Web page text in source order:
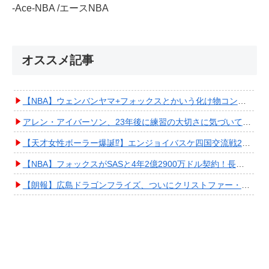
-Ace-NBA /エースNBA
オススメ記事
【NBA】ウェンバンヤマ+フォックスとかいう化け物コンビが爆誕してしまうwwwwwwwwww
アレン・アイバーソン、23年後に練習の大切さに気づいてしまうwwwwwwwwwwww
【天才女性ボーラー爆誕⁉︎】エンジョイバスケ四国交流戦2025 in 香川③ #エアボーズ #427
【NBA】フォックスがSASと4年2億2900万ドル契約！長期確保しPO進出へ期待高まる
【朗報】広島ドラゴンフライズ、ついにクリストファー・スミス獲得キタ━━━━(ﾟ∀ﾟ)━━━━!!